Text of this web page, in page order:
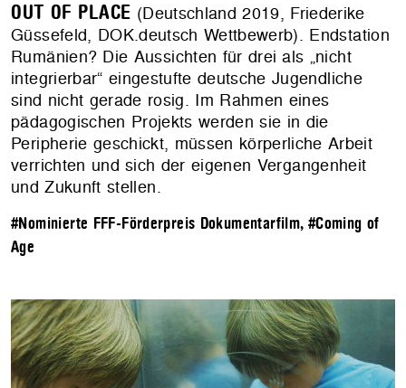
OUT OF PLACE (Deutschland 2019, Friederike
Güssefeld, DOK.deutsch Wettbewerb). Endstation
Rumänien? Die Aussichten für drei als „nicht
integrierbar“ eingestufte deutsche Jugendliche
sind nicht gerade rosig. Im Rahmen eines
pädagogischen Projekts werden sie in die
Peripherie geschickt, müssen körperliche Arbeit
verrichten und sich der eigenen Vergangenheit
und Zukunft stellen.
#Nominierte FFF-Förderpreis Dokumentarfilm, #Coming of
Age